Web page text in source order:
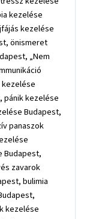
kezelése
kezelése
önismeret
„Nem
pánik kezelése
Budapest,
panaszok
Budapest,
zavarok
bulimia
kezelése